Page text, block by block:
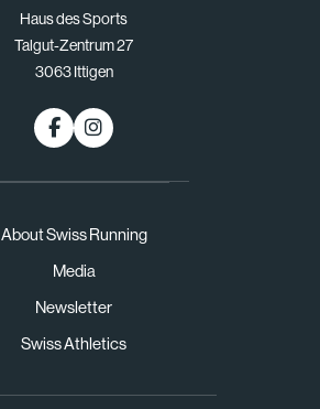
About Swiss Running
Media
Newsletter
Swiss Athletics
Haus des Sports
Talgut-Zentrum 27
3063 Ittigen